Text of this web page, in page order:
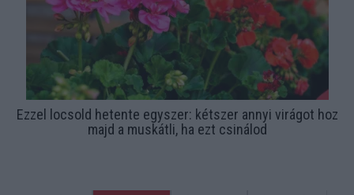
Ezzel locsold hetente egyszer: kétszer annyi virágot hoz
majd a muskátli, ha ezt csinálod